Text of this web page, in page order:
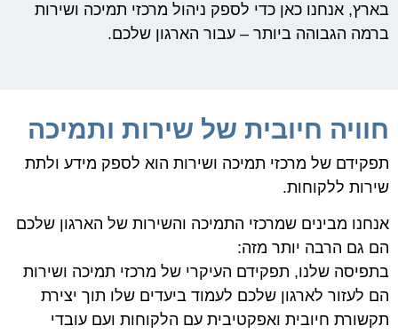
בארץ, אנחנו כאן כדי לספק ניהול מרכזי תמיכה ושירות
ברמה הגבוהה ביותר – עבור הארגון שלכם.
חוויה חיובית של שירות ותמיכה
תפקידם של מרכזי תמיכה ושירות הוא לספק מידע ולתת
שירות ללקוחות.
אנחנו מבינים שמרכזי התמיכה והשירות של הארגון שלכם
הם גם הרבה יותר מזה:
בתפיסה שלנו, תפקידם העיקרי של מרכזי תמיכה ושירות
הם לעזור לארגון שלכם לעמוד ביעדים שלו תוך יצירת
תקשורת חיובית ואפקטיבית עם הלקוחות ועם עובדי